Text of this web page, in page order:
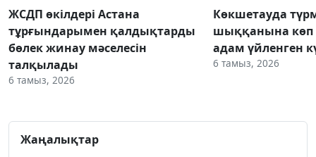
ЖСДП өкілдері Астана
тұрғындарымен қалдықтарды
бөлек жинау мәселесін
талқылады
6 тамыз, 2026
Көкшетауда
шыққанына көп
адам үйленген
6 тамыз, 2026
Жаңалықтар